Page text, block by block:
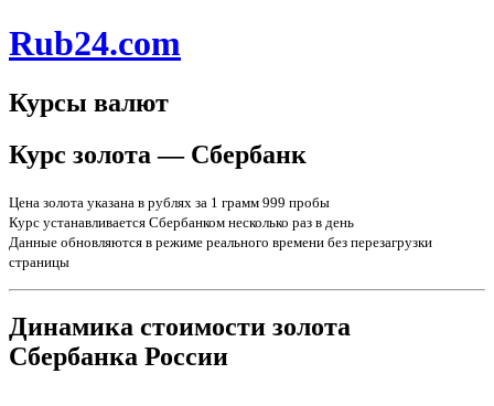
Rub24.com
Курсы валют
Курс золота — Сбербанк
Цена золота указана в рублях за 1 грамм 999 пробы
Курс устанавливается Сбербанком несколько раз в день
Данные обновляются в режиме реального времени без перезагрузки
страницы
Динамика стоимости золота
Сбербанка России